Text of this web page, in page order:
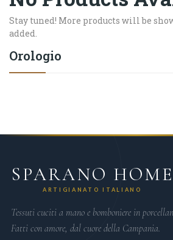
Orologio
Stay tuned! More products will be
added.
SPARANO HOME
ARTIGIANATO ITALIANO
Tessuti cuciti a mano e bomboniere in
Fatti con amore, dal cuore della Campania.